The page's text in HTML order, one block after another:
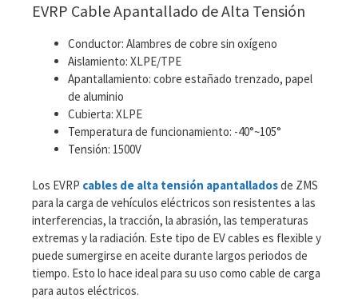
EVRP Cable Apantallado de Alta Tensión
Conductor: Alambres de cobre sin oxígeno
Aislamiento: XLPE/TPE
Apantallamiento: cobre estañado trenzado, papel
de aluminio
Cubierta: XLPE
Temperatura de funcionamiento: -40°~105°
Tensión: 1500V
Los EVRP cables de alta tensión apantalladosde ZMS
para la carga de vehículos eléctricos son resistentes a las
interferencias, la tracción, la abrasión, las temperaturas
extremas y la radiación. Este tipo de EV cables es flexible y
puede sumergirse en aceite durante largos periodos de
tiempo. Esto lo hace ideal para su uso como cable de carga
para autos eléctricos.